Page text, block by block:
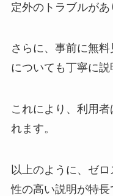
定外のトラブルがあ
さらに、事前に無
についても丁寧に説
これにより、利用
れます。
以上のように、ゼ
性の高い説明が特長